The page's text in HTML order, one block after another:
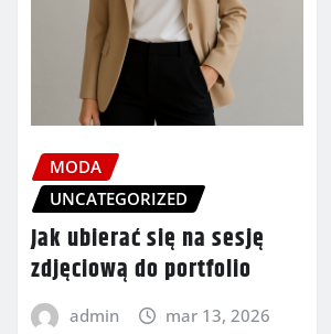
MODA
UNCATEGORIZED
Jak ubierać się na sesję
zdjęciową do portfolio
admin
mar 13, 2026